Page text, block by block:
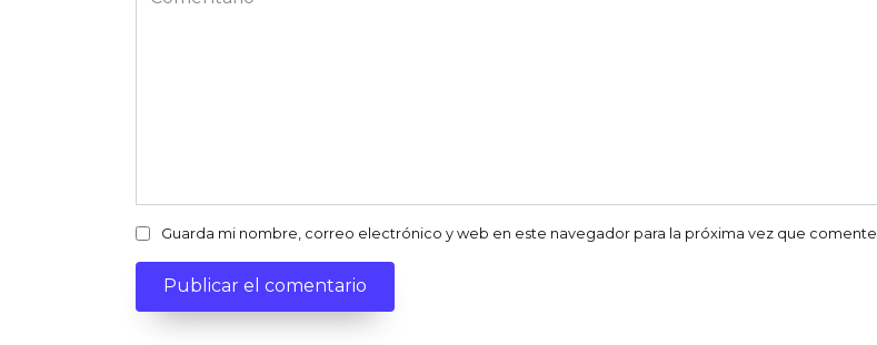
Guarda mi nombre, correo electrónico y web en este navegador para la próxima vez que comente.